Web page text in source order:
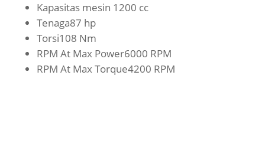
Kapasitas mesin 1200 cc
Tenaga87 hp
Torsi108 Nm
RPM At Max Power6000 RPM
RPM At Max Torque4200 RPM